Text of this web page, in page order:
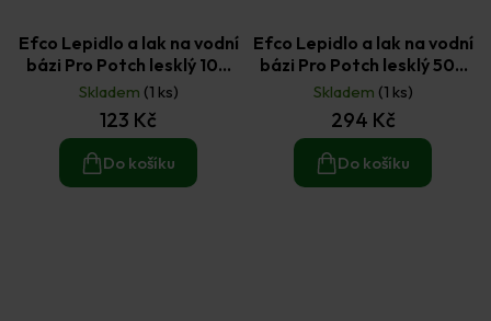
Efco Lepidlo a lak na vodní
bázi Pro Potch lesklý 100
ml
Skladem (1 ks)
123 Kč
Do košíku
Efco Lepidlo a lak na vodní
bázi Pro Potch lesklý 500
ml
Skladem (1 ks)
294 Kč
Do košíku